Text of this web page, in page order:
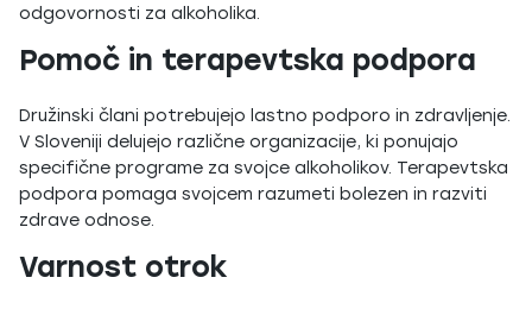
odgovornosti za alkoholika.
Pomoč in terapevtska podpora
Družinski člani potrebujejo lastno podporo in zdravljenje.
V Sloveniji delujejo različne organizacije, ki ponujajo
specifične programe za svojce alkoholikov. Terapevtska
podpora pomaga svojcem razumeti bolezen in razviti
zdrave odnose.
Varnost otrok